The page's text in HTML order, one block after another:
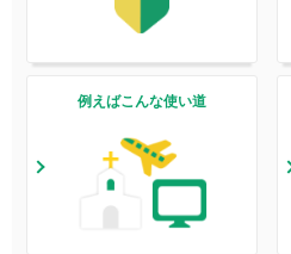
例えばこんな使い道